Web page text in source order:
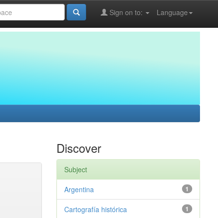
Language
Sign on to:
Discover
Subject
1
Argentina
1
Cartografía histórica